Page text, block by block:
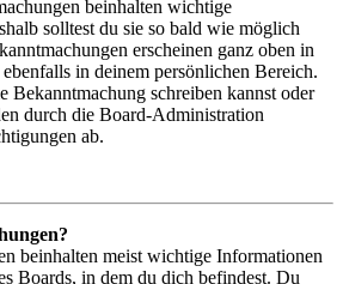
beinhalten wichtige
solltest du sie so bald wie möglich
erscheinen ganz oben in
in deinem persönlichen Bereich.
Bekanntmachung schreiben kannst oder
durch die Board-Administration
ab.
beinhalten meist wichtige Informationen
Boards, in dem du dich befindest. Du